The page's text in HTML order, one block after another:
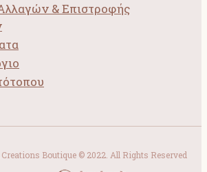
& Επιστροφής
Boutique © 2022. All Rights Reserved